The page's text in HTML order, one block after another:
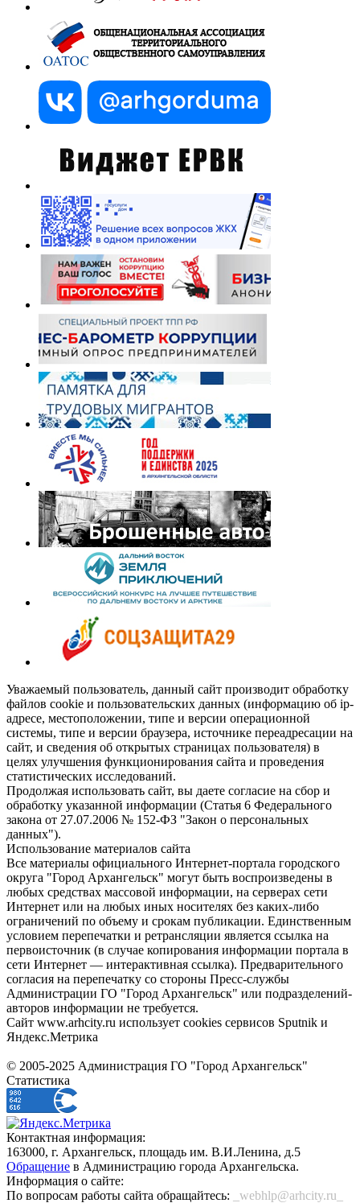
Уважаемый пользователь, данный сайт производит обработку
файлов cookie и пользовательских данных (информацию об ip-
адресе, местоположении, типе и версии операционной
системы, типе и версии браузера, источнике переадресации на
сайт, и сведения об открытых страницах пользователя) в
целях улучшения функционирования сайта и проведения
статистических исследований.
Продолжая использовать сайт, вы даете согласие на сбор и
обработку указанной информации (Статья 6 Федерального
закона от 27.07.2006 № 152-ФЗ "Закон о персональных
данных").
Использование материалов сайта
Все материалы официального Интернет-портала городского
округа "Город Архангельск" могут быть воспроизведены в
любых средствах массовой информации, на серверах сети
Интернет или на любых иных носителях без каких-либо
ограничений по объему и срокам публикации. Единственным
условием перепечатки и ретрансляции является ссылка на
первоисточник (в случае копирования информации портала в
сети Интернет — интерактивная ссылка). Предварительного
согласия на перепечатку со стороны Пресс-службы
Администрации ГО "Город Архангельск" или подразделений-
авторов информации не требуется.
Сайт www.arhcity.ru использует cookies сервисов Sputnik и
Яндекс.Метрика
© 2005-2025 Администрация ГО "Город Архангельск"
Статистика
Контактная информация:
163000, г. Архангельск, площадь им. В.И.Ленина, д.5
Обращение в Администрацию города Архангельска.
Информация о сайте:
По вопросам работы сайта обращайтесь:
_webhlp@arhcity.ru_